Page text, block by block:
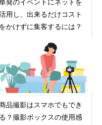
発のイベントにネットを
用し、出来るだけコスト
をかけずに集客するには？
品撮影はスマホでもでき
る？撮影ボックスの使用感